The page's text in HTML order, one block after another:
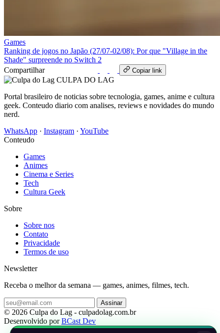
Games
Ranking de jogos no Japão (27/07‑02/08): Por que "Village in the
Shade" surpreende no Switch 2
Compartilhar
Copiar link
CULPA DO LAG
Portal brasileiro de noticias sobre tecnologia, games, anime e cultura
geek. Conteudo diario com analises, reviews e novidades do mundo
nerd.
WhatsApp · Instagram · YouTube
Conteudo
Games
Animes
Cinema e Series
Tech
Cultura Geek
Sobre
Sobre nos
Contato
Privacidade
Termos de uso
Newsletter
Receba o melhor da semana — games, animes, filmes, tech.
Assinar
© 2026 Culpa do Lag - culpadolag.com.br
Desenvolvido porBCast Dev